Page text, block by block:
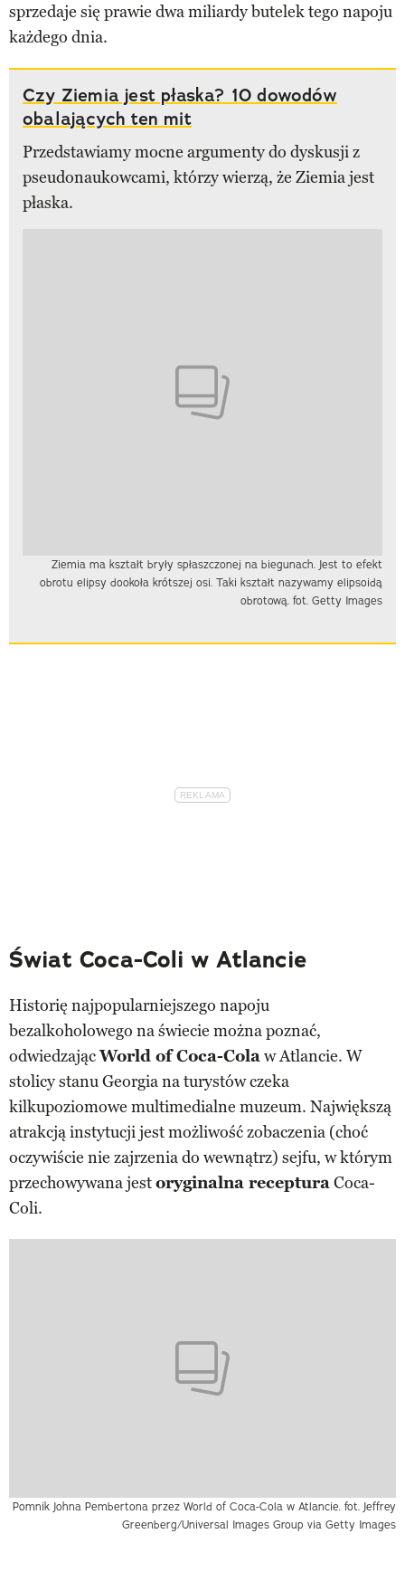
sprzedaje się prawie dwa miliardy butelek tego napoju
każdego dnia.
Czy Ziemia jest płaska? 10 dowodów
obalających ten mit
Przedstawiamy mocne argumenty do dyskusji z
pseudonaukowcami, którzy wierzą, że Ziemia jest
płaska.
Ziemia ma kształt bryły spłaszczonej na biegunach. Jest to efekt
obrotu elipsy dookoła krótszej osi. Taki kształt nazywamy elipsoidą
obrotową. fot. Getty Images
Świat Coca-Coli w Atlancie
Historię najpopularniejszego napoju
bezalkoholowego na świecie można poznać,
odwiedzającWorld of Coca-Colaw Atlancie. W
stolicy stanu Georgia na turystów czeka
kilkupoziomowe multimedialne muzeum. Największą
atrakcją instytucji jest możliwość zobaczenia (choć
oczywiście nie zajrzenia do wewnątrz) sejfu, w którym
przechowywana jestoryginalna recepturaCoca-
Coli.
Pomnik Johna Pembertona przez World of Coca-Cola w Atlancie. fot. Jeffrey
Greenberg/Universal Images Group via Getty Images